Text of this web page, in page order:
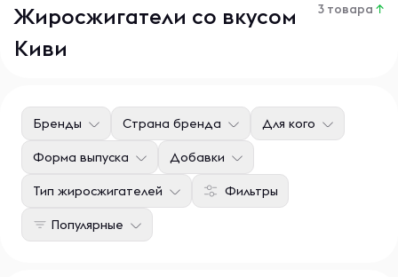
Жиросжигатели со вкусом
Киви
3 товара ↑
Фильтры
Бренды Страна бренда Для кого
Форма выпуска Добавки
Тип жиросжигателей
Популярные